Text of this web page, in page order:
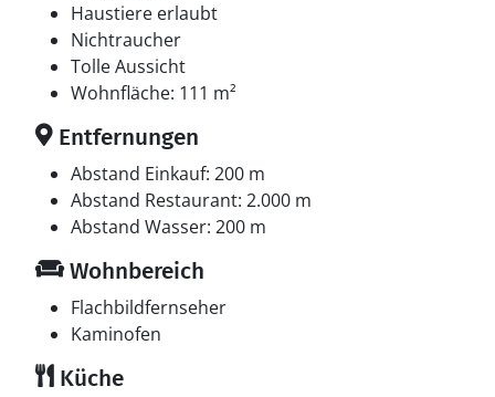
Haustiere erlaubt
Nichtraucher
Tolle Aussicht
Wohnfläche: 111 m²
Entfernungen
Abstand Einkauf: 200 m
Abstand Restaurant: 2.000 m
Abstand Wasser: 200 m
Wohnbereich
Flachbildfernseher
Kaminofen
Küche